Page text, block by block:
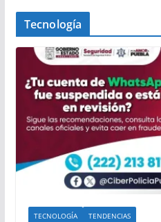
Tecnología
TECNOLOGÍA TENDENCIAS